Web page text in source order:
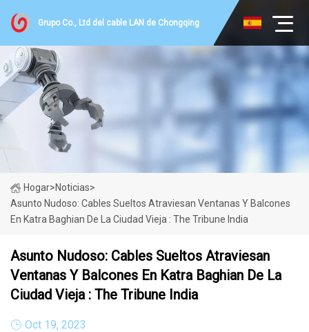
Grupo Co., Ltd del cable LAN de Chongqing
Hogar>Noticias>
Asunto Nudoso: Cables Sueltos Atraviesan Ventanas Y Balcones
En Katra Baghian De La Ciudad Vieja : The Tribune India
Asunto Nudoso: Cables Sueltos Atraviesan
Ventanas Y Balcones En Katra Baghian De La
Ciudad Vieja : The Tribune India
Oct 19, 2023